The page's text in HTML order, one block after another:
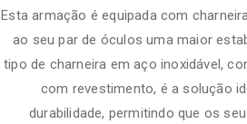
Esta armação é equipada com
ao seu par de óculos uma maior
tipo de charneira em aço inoxidável,
com revestimento, é a solução
durabilidade, permitindo que os